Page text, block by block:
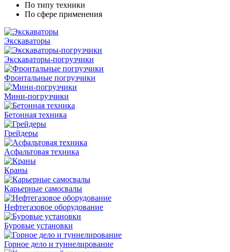
По типу техники
По сфере применения
Экскаваторы
Экскаваторы-погрузчики
Фронтальные погрузчики
Мини-погрузчики
Бетонная техника
Грейдеры
Асфальтовая техника
Краны
Карьерные самосвалы
Нефтегазовое оборудование
Буровые установки
Горное дело и туннелирование